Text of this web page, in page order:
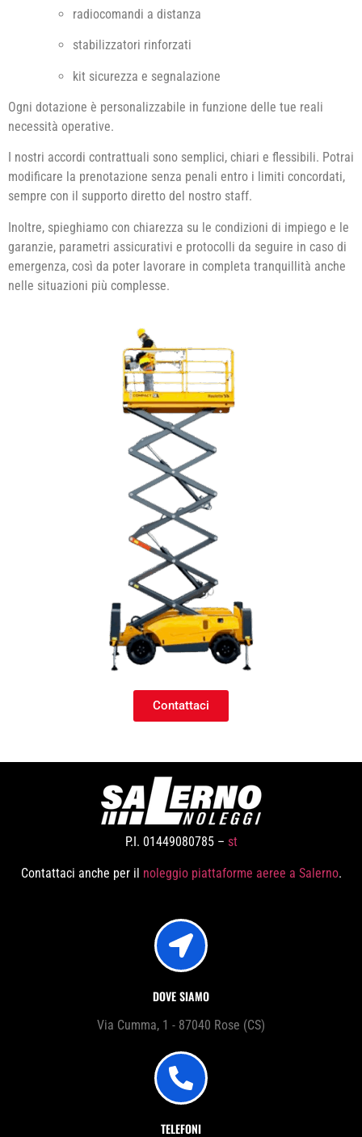
radiocomandi a distanza
stabilizzatori rinforzati
kit sicurezza e segnalazione
Ogni dotazione è personalizzabile in funzione delle tue reali
necessità operative.
I nostri accordi contrattuali sono semplici, chiari e flessibili. Potrai
modificare la prenotazione senza penali entro i limiti concordati,
sempre con il supporto diretto del nostro staff.
Inoltre, spieghiamo con chiarezza su le condizioni di impiego e le
garanzie, parametri assicurativi e protocolli da seguire in caso di
emergenza, così da poter lavorare in completa tranquillità anche
nelle situazioni più complesse.
Contattaci
P.I. 01449080785 – st
Contattaci anche per il noleggio piattaforme aeree a Salerno.
DOVE SIAMO
Via Cumma, 1 - 87040 Rose (CS)
TELEFONI